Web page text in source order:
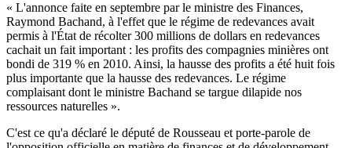
« L'annonce faite en septembre par le ministre des Finances,
Raymond Bachand, à l'effet que le régime de redevances avait
permis à l'État de récolter 300 millions de dollars en redevances
cachait un fait important : les profits des compagnies minières ont
bondi de 319 % en 2010. Ainsi, la hausse des profits a été huit fois
plus importante que la hausse des redevances. Le régime
complaisant dont le ministre Bachand se targue dilapide nos
ressources naturelles ».
C'est ce qu'a déclaré le député de Rousseau et porte-parole de